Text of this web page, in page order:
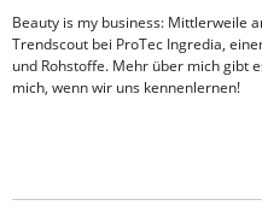
Beauty is my business: Mittlerweile
Trendscout bei ProTec Ingredia,
und Rohstoffe. Mehr über mich gibt
mich, wenn wir uns kennenlernen!